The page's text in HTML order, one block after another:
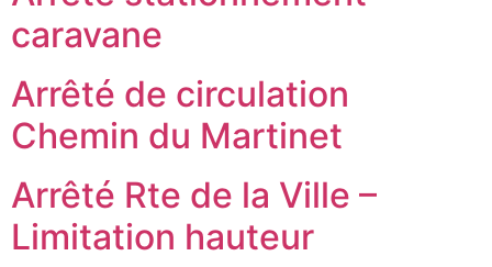
caravane
Arrêté de circulation
Chemin du Martinet
Arrêté Rte de la Ville –
Limitation hauteur